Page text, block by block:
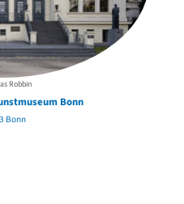
Robbin
Bonn
Bonn